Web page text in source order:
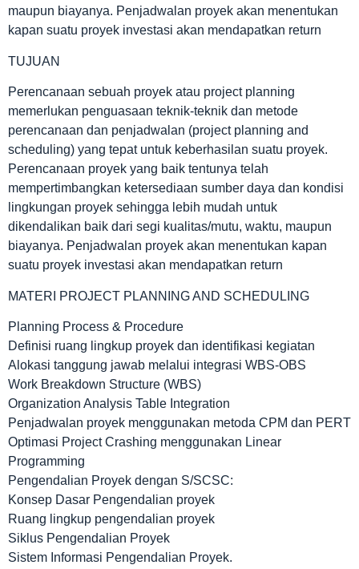
maupun biayanya. Penjadwalan proyek akan menentukan
kapan suatu proyek investasi akan mendapatkan return
TUJUAN
Perencanaan sebuah proyek atau project planning
memerlukan penguasaan teknik-teknik dan metode
perencanaan dan penjadwalan (project planning and
scheduling) yang tepat untuk keberhasilan suatu proyek.
Perencanaan proyek yang baik tentunya telah
mempertimbangkan ketersediaan sumber daya dan kondisi
lingkungan proyek sehingga lebih mudah untuk
dikendalikan baik dari segi kualitas/mutu, waktu, maupun
biayanya. Penjadwalan proyek akan menentukan kapan
suatu proyek investasi akan mendapatkan return
MATERI PROJECT PLANNING AND SCHEDULING
Planning Process & Procedure
Definisi ruang lingkup proyek dan identifikasi kegiatan
Alokasi tanggung jawab melalui integrasi WBS-OBS
Work Breakdown Structure (WBS)
Organization Analysis Table Integration
Penjadwalan proyek menggunakan metoda CPM dan PERT
Optimasi Project Crashing menggunakan Linear
Programming
Pengendalian Proyek dengan S/SCSC:
Konsep Dasar Pengendalian proyek
Ruang lingkup pengendalian proyek
Siklus Pengendalian Proyek
Sistem Informasi Pengendalian Proyek.